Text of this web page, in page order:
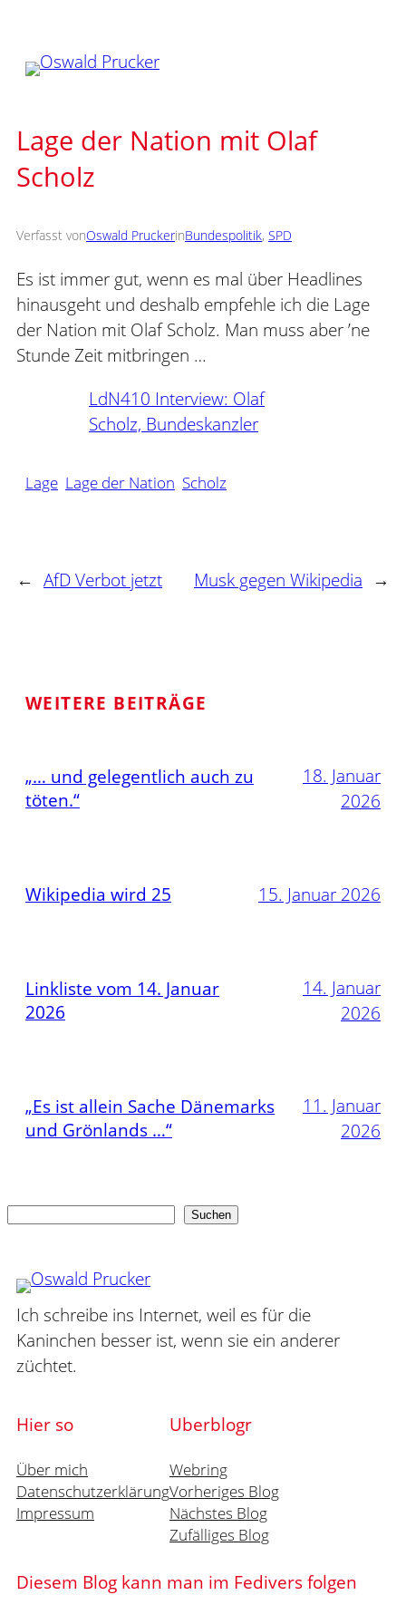
springen
Lage der Nation mit Olaf
Scholz
Verfasst vonOswald PruckerinBundespolitik, SPD
Es ist immer gut, wenn es mal über Headlines
hinausgeht und deshalb empfehle ich die Lage
der Nation mit Olaf Scholz. Man muss aber ’ne
Stunde Zeit mitbringen …
LdN410 Interview: Olaf
Scholz, Bundeskanzler
Lage Lage der Nation Scholz
← AfD Verbot jetzt Musk gegen Wikipedia →
WEITERE BEITRÄGE
„… und gelegentlich auch zu
töten.“
18. Januar
2026
Wikipedia wird 25 15. Januar 2026
Linkliste vom 14. Januar
2026
14. Januar
2026
„Es ist allein Sache Dänemarks
und Grönlands …“
11. Januar
2026
Suchen Suchen
Ich schreibe ins Internet, weil es für die
Kaninchen besser ist, wenn sie ein anderer
züchtet.
Hier so
Über mich
Datenschutzerklärung
Impressum
Uberblogr
Webring
Vorheriges Blog
Nächstes Blog
Zufälliges Blog
Diesem Blog kann man im Fedivers folgen